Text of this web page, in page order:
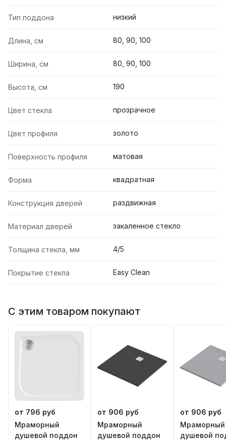
Тип поддона низкий
Длина, см 80, 90, 100
Ширина, см 80, 90, 100
Высота, см 190
Цвет стекла прозрачное
Цвет профиля золото
Поверхность профиля матовая
Форма квадратная
Конструкция дверей раздвижная
Материал дверей закаленное стекло
Толщина стекла, мм 4/5
Покрытие стекла Easy Clean
С этим товаром покупают
от 796 руб
Мраморный
душевой поддон
от 906 руб
Мраморный
душевой поддон
от 906 руб
Мраморный
душевой